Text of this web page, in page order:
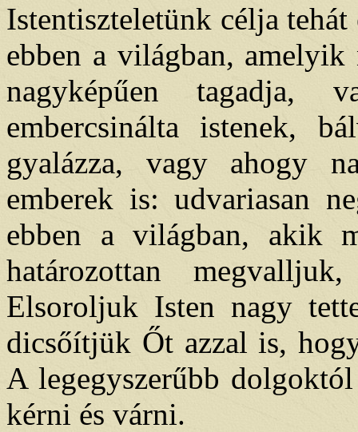
Istentiszteletünk célja
ebben a világban,
nagyképűen tagadja,
embercsinálta istenek,
gyalázza, vagy ahogy
emberek is: udvariasan
ebben a világban, akik
határozottan
Elsoroljuk Isten nagy
dicsőítjük Őt azzal is,
A legegyszerűbb
kérni és várni.